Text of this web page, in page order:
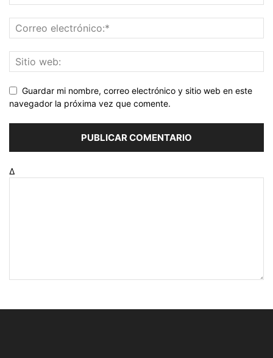
Guardar mi nombre, correo electrónico y sitio web en este
navegador la próxima vez que comente.
Δ